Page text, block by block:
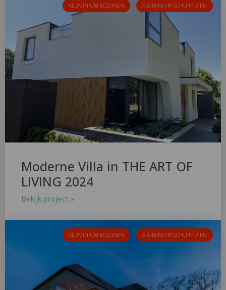
ALUMINIUM KOZIJNEN ALUMINIUM SCHUIFPUIEN
Moderne Villa in THE ART OF
LIVING 2024
Bekijk project »
ALUMINIUM KOZIJNEN ALUMINIUM SCHUIFPUIEN